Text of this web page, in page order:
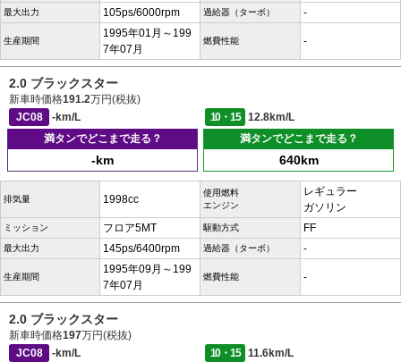
最大出力 105ps/6000rpm 過給器（ターボ） -
生産期間
1995年01月～199
7年07月
燃費性能 -
2.0 ブラックスター
新車時価格191.2万円(税抜)
JC08
-km/L 10・15
12.8km/L
満タンでどこまで走る？
-km
満タンでどこまで走る？
640km
排気量 1998cc
使用燃料
エンジン
レギュラー
ガソリン
ミッション フロア5MT 駆動方式 FF
最大出力 145ps/6400rpm 過給器（ターボ） -
生産期間
1995年09月～199
7年07月
燃費性能 -
2.0 ブラックスター
新車時価格197万円(税抜)
JC08
-km/L 10・15
11.6km/L